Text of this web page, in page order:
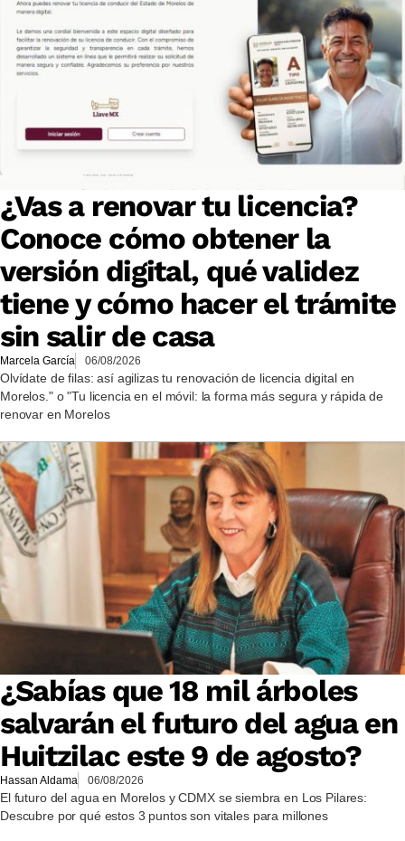
¿Vas a renovar tu licencia?
Conoce cómo obtener la
versión digital, qué validez
tiene y cómo hacer el trámite
sin salir de casa
Marcela García 06/08/2026
Olvídate de filas: así agilizas tu renovación de licencia digital en
Morelos." o "Tu licencia en el móvil: la forma más segura y rápida de
renovar en Morelos
¿Sabías que 18 mil árboles
salvarán el futuro del agua en
Huitzilac este 9 de agosto?
Hassan Aldama 06/08/2026
El futuro del agua en Morelos y CDMX se siembra en Los Pilares:
Descubre por qué estos 3 puntos son vitales para millones